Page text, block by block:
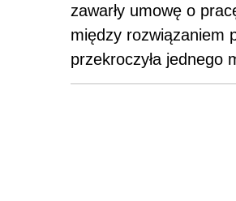
zawarły umowę o
między rozwiązaniem
przekroczyła jednego